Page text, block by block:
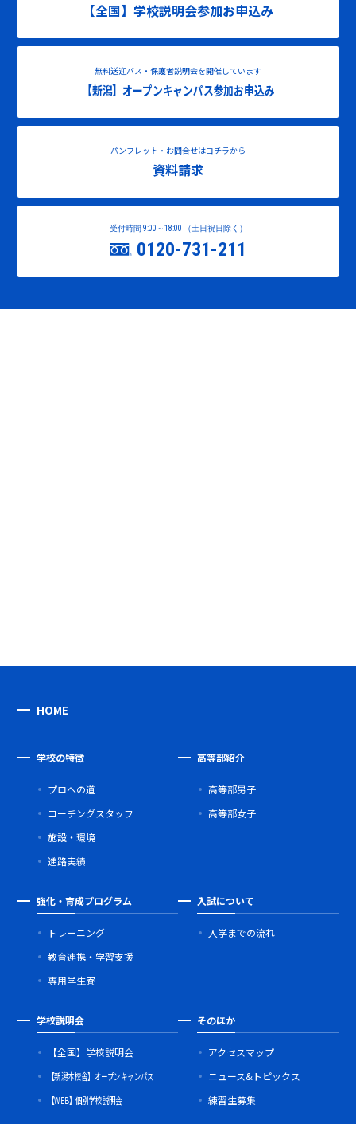
【全国】学校説明会参加お申込み
無料送迎バス・保護者説明会を開催しています
【新潟】オープンキャンパス参加お申込み
パンフレット・お問合せはコチラから
資料請求
受付時間 9:00～18:00 （土日祝日除く）
0120-731-211
HOME
学校の特徴
プロへの道
コーチングスタッフ
施設・環境
進路実績
高等部紹介
高等部男子
高等部女子
強化・育成プログラム
トレーニング
教育連携・学習支援
専用学生寮
入試について
入学までの流れ
学校説明会
【全国】学校説明会
【新潟本校舎】オープンキャンパス
【WEB】個別学校説明会
そのほか
アクセスマップ
ニュース&トピックス
練習生募集